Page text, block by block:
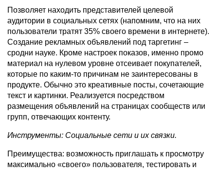
Позволяет находить представителей целевой
аудитории в социальных сетях (напомним, что на них
пользователи тратят 35% своего времени в интернете).
Создание рекламных объявлений под таргетинг –
сродни науке. Кроме настроек показов, именно промо
материал на нулевом уровне отсеивает покупателей,
которые по каким-то причинам не заинтересованы в
продукте. Обычно это креативные посты, сочетающие
текст и картинки. Реализуется посредством
размещения объявлений на страницах сообществ или
групп, отвечающих контенту.
Инструменты: Социальные сети и их связки.
Преимущества: возможность приглашать к просмотру
максимально «своего» пользователя, тестировать и